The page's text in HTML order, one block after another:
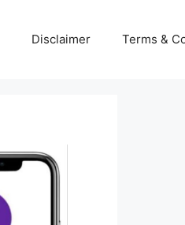
Disclaimer Terms &